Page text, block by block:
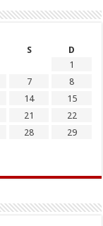
S
D
1
7
8
14
15
21
22
28
29